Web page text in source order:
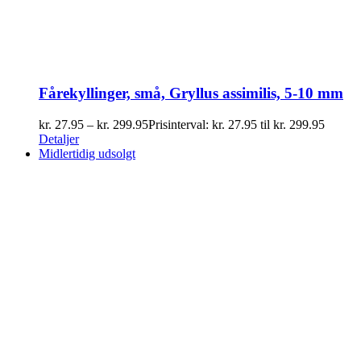
Fårekyllinger, små, Gryllus assimilis, 5-10 mm
kr. 27.95 – kr. 299.95Prisinterval: kr. 27.95 til kr. 299.95
Detaljer
Midlertidig udsolgt